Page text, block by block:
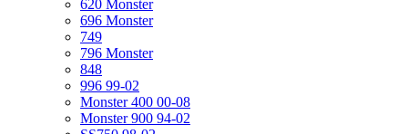
620 Monster
696 Monster
749
796 Monster
848
996 99-02
Monster 400 00-08
Monster 900 94-02